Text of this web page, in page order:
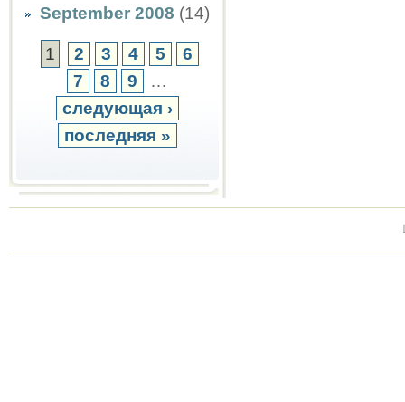
September 2008 (14)
1 2 3 4 5
6
7
8 9
…
следующая ›
последняя »